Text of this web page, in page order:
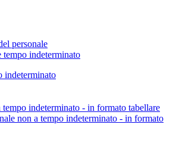
personale
tempo indeterminato
indeterminato
tempo indeterminato - in formato tabellare
non a tempo indeterminato - in formato